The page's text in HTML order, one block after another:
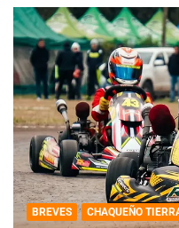
BREVES CHAQUEÑO